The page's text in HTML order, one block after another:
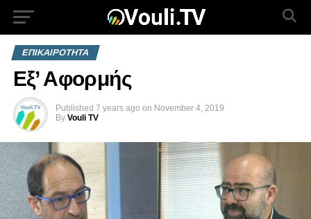
ΕΠΙΚΑΙΡΟΤΗΤΑ
Εξ’ Αφορμής
Published 7 years ago on November 4, 2019
By Vouli TV